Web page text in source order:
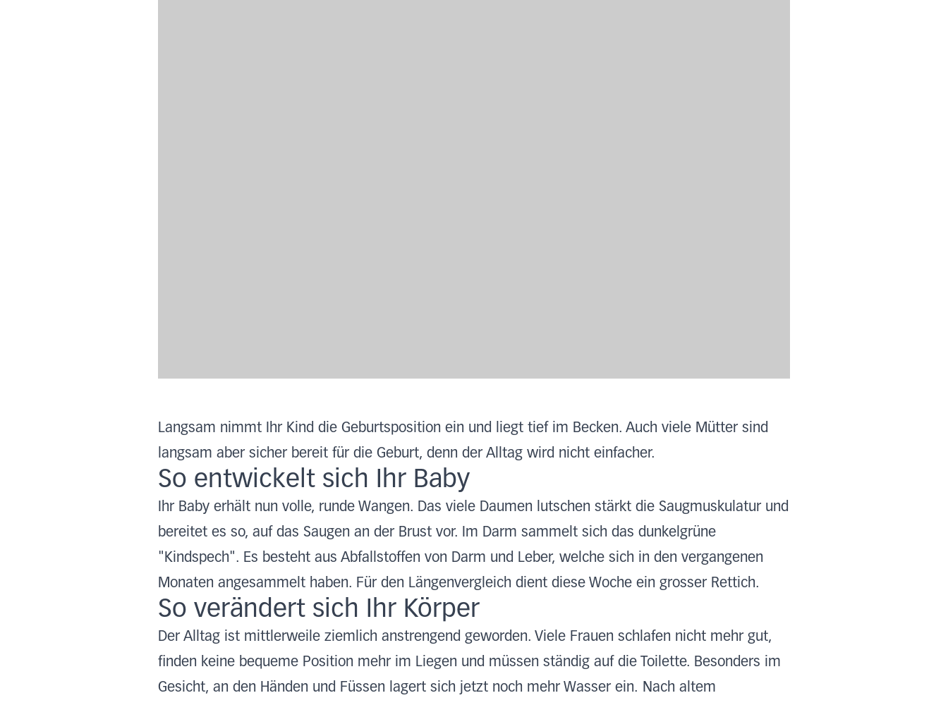
Langsam nimmt Ihr Kind die Geburtsposition ein und liegt tief im Becken. Auch viele Mütter sind
langsam aber sicher bereit für die Geburt, denn der Alltag wird nicht einfacher.
So entwickelt sich Ihr Baby
Ihr Baby erhält nun volle, runde Wangen. Das viele Daumen lutschen stärkt die Saugmuskulatur und
bereitet es so, auf das Saugen an der Brust vor. Im Darm sammelt sich das dunkelgrüne
"Kindspech". Es besteht aus Abfallstoffen von Darm und Leber, welche sich in den vergangenen
Monaten angesammelt haben. Für den Längenvergleich dient diese Woche ein grosser Rettich.
So verändert sich Ihr Körper
Der Alltag ist mittlerweile ziemlich anstrengend geworden. Viele Frauen schlafen nicht mehr gut,
finden keine bequeme Position mehr im Liegen und müssen ständig auf die Toilette. Besonders im
Gesicht, an den Händen und Füssen lagert sich jetzt noch mehr Wasser ein. Nach altem